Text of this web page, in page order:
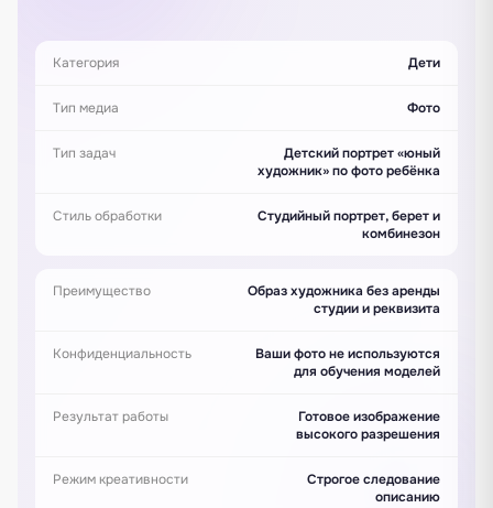
Категория Дети
Тип медиа Фото
Тип задач
Детский портрет «юный
художник» по фото ребёнка
Стиль обработки
Студийный портрет, берет и
комбинезон
Преимущество
Образ художника без аренды
студии и реквизита
Конфиденциальность
Ваши фото не используются
для обучения моделей
Результат работы
Готовое изображение
высокого разрешения
Режим креативности
Строгое следование
описанию